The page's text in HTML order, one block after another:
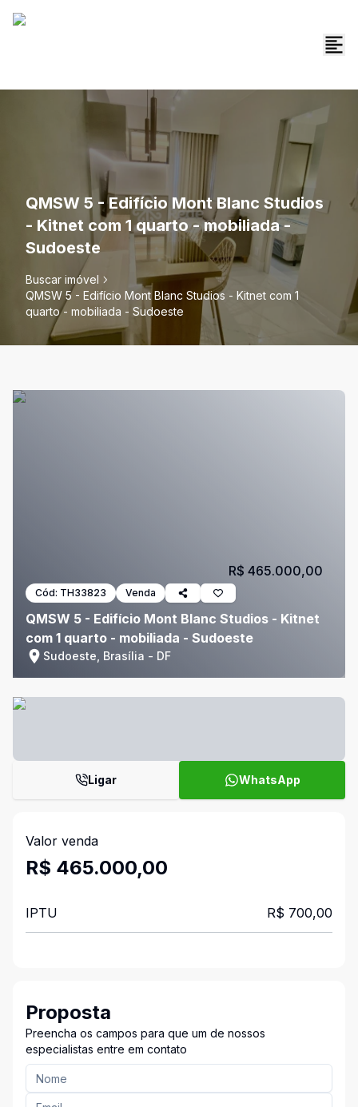
QMSW 5 - Edifício Mont Blanc Studios
- Kitnet com 1 quarto - mobiliada -
Sudoeste
Buscar imóvel
QMSW 5 - Edifício Mont Blanc Studios - Kitnet com 1
quarto - mobiliada - Sudoeste
Cód: TH33823 Venda
QMSW 5 - Edifício Mont Blanc Studios - Kitnet
com 1 quarto - mobiliada - Sudoeste
Sudoeste, Brasília - DF
R$ 465.000,00
Ligar WhatsApp
Valor venda
R$ 465.000,00
IPTU R$ 700,00
Proposta
Preencha os campos para que um de nossos
especialistas entre em contato